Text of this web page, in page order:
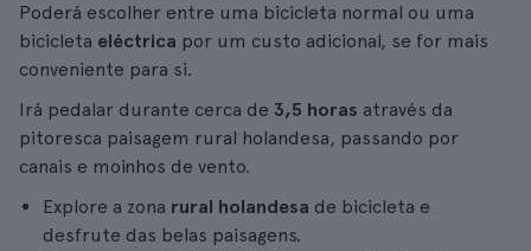
Poderá escolher entre uma bicicleta normal ou uma
bicicleta eléctrica por um custo adicional, se for mais
conveniente para si.
Irá pedalar durante cerca de 3,5 horas através da
pitoresca paisagem rural holandesa, passando por
canais e moinhos de vento.
Explore a zona rural holandesa de bicicleta e
desfrute das belas paisagens.